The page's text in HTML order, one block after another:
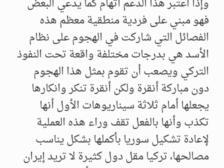
فهو مبني على فردية منطقية معظم هذه
الفصائل التي شاركت في الهجوم على نظام
الأسد هي بدرجات مختلفة واقعة تحت النفوذ
التركي ويصعب أن تقوم بمثل هذا الهجوم
دون مباركة أنقرة ولكن أنقرة تنكر وانكارها
يجعلها أمام ثلاثة سيناريوهات الأول أنها
تكذب وأنها بالفعل تقف وراء هذه العملية
لإعادة تشكيل سوريا بأكملها بشكل يناسب
مصالحها، تركيا مقل دول كثيرة لا تريد إيران